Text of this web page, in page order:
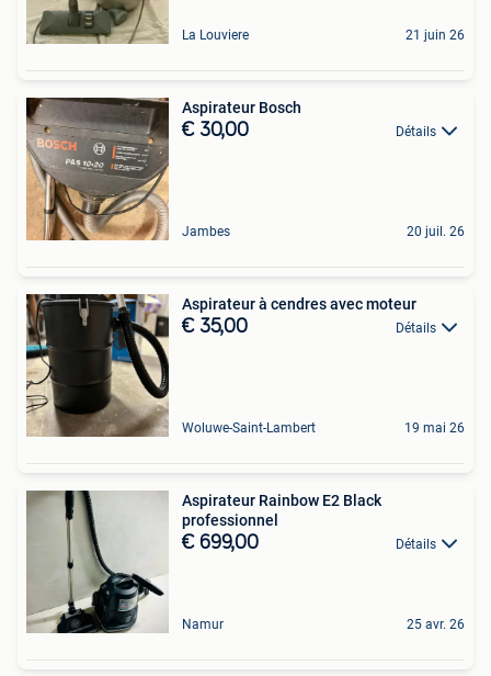
La Louviere 21 juin 26
Aspirateur Bosch
€ 30,00 Détails
Jambes 20 juil. 26
Aspirateur à cendres avec moteur
€ 35,00 Détails
Woluwe-Saint-Lambert 19 mai 26
Aspirateur Rainbow E2 Black
professionnel
€ 699,00 Détails
Namur 25 avr. 26